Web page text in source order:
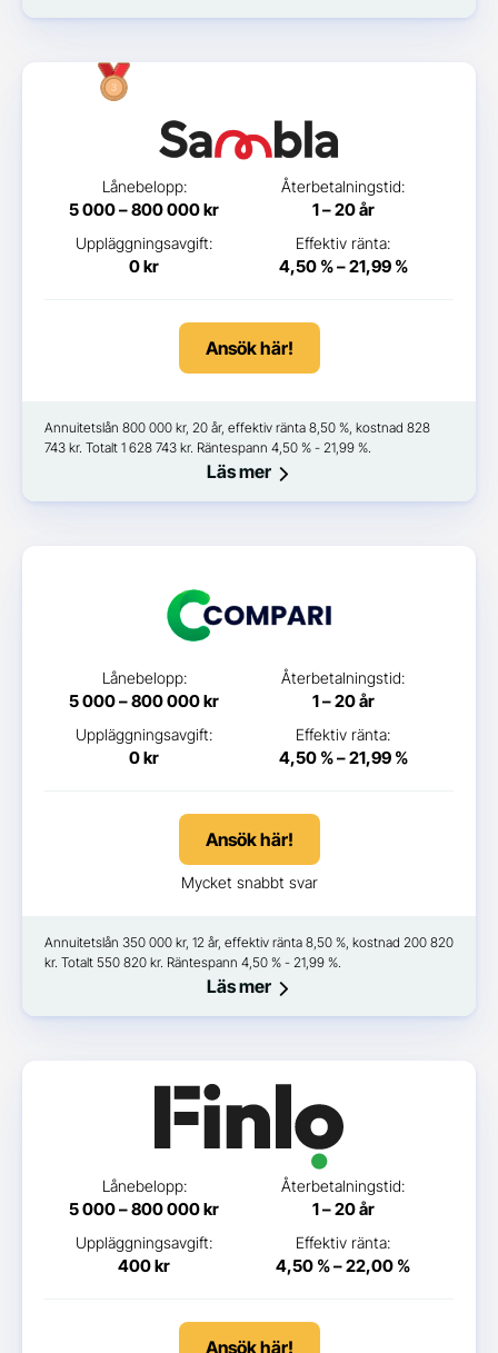
Lånebelopp:
5 000 – 800 000 kr
Återbetalningstid:
1 – 20 år
Uppläggningsavgift:
0 kr
Effektiv ränta:
4,50 % – 21,99 %
Ansök här!
Annuitetslån 800 000 kr, 20 år, effektiv ränta 8,50 %, kostnad 828
743 kr. Totalt 1 628 743 kr. Räntespann 4,50 % - 21,99 %.
Läs mer
Lånebelopp:
5 000 – 800 000 kr
Återbetalningstid:
1 – 20 år
Uppläggningsavgift:
0 kr
Effektiv ränta:
4,50 % – 21,99 %
Ansök här!
Mycket snabbt svar
Annuitetslån 350 000 kr, 12 år, effektiv ränta 8,50 %, kostnad 200 820
kr. Totalt 550 820 kr. Räntespann 4,50 % - 21,99 %.
Läs mer
Lånebelopp:
5 000 – 800 000 kr
Återbetalningstid:
1 – 20 år
Uppläggningsavgift:
400 kr
Effektiv ränta:
4,50 % – 22,00 %
Ansök här!